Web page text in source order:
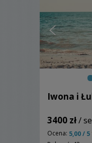
Iwona i
3400 zł/
Ocena: 5,00 / 5